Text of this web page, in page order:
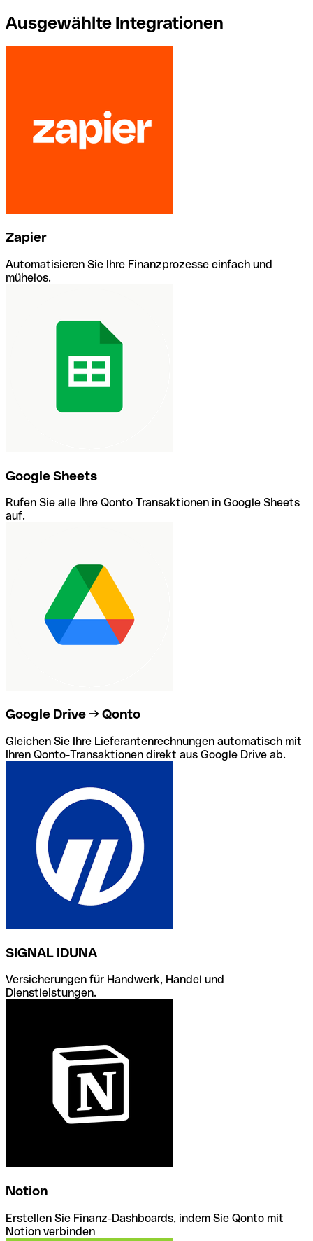
Ausgewählte Integrationen
Zapier
Automatisieren Sie Ihre Finanzprozesse einfach und
mühelos.
Google Sheets
Rufen Sie alle Ihre Qonto Transaktionen in Google Sheets
auf.
Google Drive → Qonto
Gleichen Sie Ihre Lieferantenrechnungen automatisch mit
Ihren Qonto-Transaktionen direkt aus Google Drive ab.
SIGNAL IDUNA
Versicherungen für Handwerk, Handel und
Dienstleistungen.
Notion
Erstellen Sie Finanz-Dashboards, indem Sie Qonto mit
Notion verbinden